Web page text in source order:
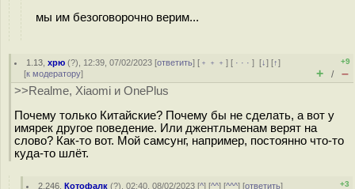
мы им безоговорочно верим...
1.13 ,хрю (?), 12:39, 07/02/2023 [ответить] [ ﹢﹢﹢] [ · · ·][↓] [↑]
[к модератору]
+9
+ / –
>>Realme, Xiaomi и OnePlus
Почему только Китайские? Почему бы не сделать, а вот у
имярек другое поведение. Или джентльменам верят на
слово? Как-то вот. Мой самсунг, например, постоянно что-то
куда-то шлёт.
2.246 ,Котофалк (?), 02:40, 08/02/2023 [^] [^^] [^^^] [ответить]
+3